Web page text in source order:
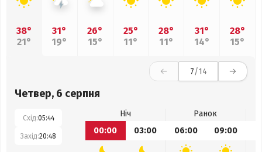
38°
21°
31°
19°
26°
15°
25°
11°
28°
11°
31°
14°
28°
15°
7/14
Четвер, 6 серпня
Схід:05:44
Захід:20:48
Ніч
Ранок
00:00
03:00 06:00 09:00